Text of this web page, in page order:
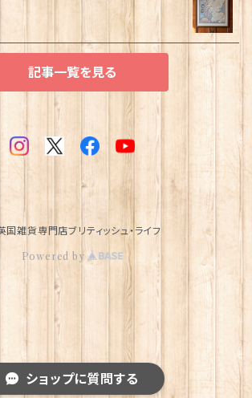
ショップに質問する
記事一覧を見る
雑貨専門店ブリティッシュ・ライフ
Powered by